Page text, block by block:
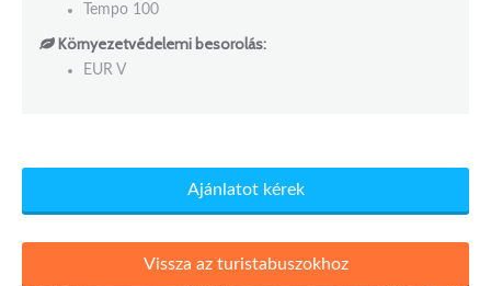
Tempo 100
Környezetvédelemi besorolás:
EUR V
Ajánlatot kérek
Vissza az turistabuszokhoz